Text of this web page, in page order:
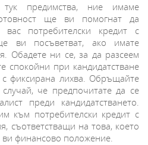
предимства, ние имаме
ще ви помогнат да
потребителски кредит с
ви посъветват, ако имате
Обадете ни се, за да разсеем
спокойни при кандидатстване
с фиксирана лихва. Обръщайте
че предпочитате да се
преди кандидатстването.
към потребителски кредит с
съответстващи на това, което
финансово положение.